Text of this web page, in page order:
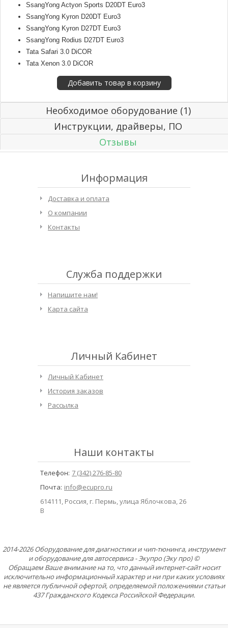
SsangYong Actyon Sports D20DT Euro3
SsangYong Kyron D20DT Euro3
SsangYong Kyron D27DT Euro3
SsangYong Rodius D27DT Euro3
Tata Safari 3.0 DiCOR
Tata Xenon 3.0 DiCOR
Необходимое оборудование (1)
Инструкции, драйверы, ПО
Отзывы
Информация
Доставка и оплата
О компании
Контакты
Служба поддержки
Напишите нам!
Карта сайта
Личный Кабинет
Личный Кабинет
История заказов
Рассылка
Наши контакты
Телефон: 7 (342) 276-85-80
Почта: info@ecupro.ru
614111, Россия, г. Пермь, улица Яблочкова, 26
В
2014-2026 Оборудование для диагностики и чип-тюнинга, инструмент
и оборудование для автосервиса - Экупро (Эку про) ©
Обращаем Ваше внимание на то, что данный интернет-сайт носит
исключительно информационный характер и ни при каких условиях
не является публичной офертой, определяемой положениями статьи
437 Гражданского Кодекса Российской Федерации.